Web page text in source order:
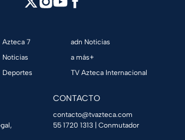
Azteca 7
Noticias
Deportes
adn Noticias
a más+
TV Azteca Internacional
CONTACTO
contacto@tvazteca.com
55 1720 1313 | Conmutador